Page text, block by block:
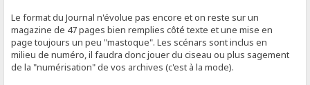
Le format du Journal n'évolue pas encore et on reste sur un
magazine de 47 pages bien remplies côté texte et une mise en
page toujours un peu "mastoque". Les scénars sont inclus en
milieu de numéro, il faudra donc jouer du ciseau ou plus sagement
de la "numérisation" de vos archives (c'est à la mode).